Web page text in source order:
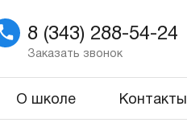
8 (343) 288-54-24
Заказать звонок
О школе Контакты